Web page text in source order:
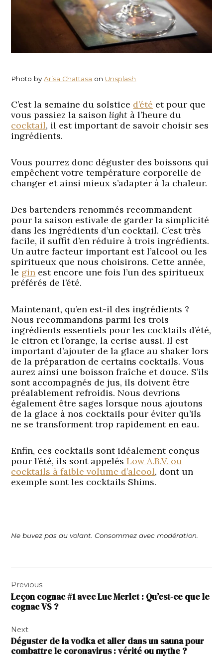
Photo byArisa Chattasa on Unsplash
C’est la semaine du solstice d’été et pour que
vous passiez la saison light à l’heure du
cocktail, il est important de savoir choisir ses
ingrédients.
Vous pourrez donc déguster des boissons qui
empêchent votre température corporelle de
changer et ainsi mieux s’adapter à la chaleur.
Des bartenders renommés recommandent
pour la saison estivale de garder la simplicité
dans les ingrédients d’un cocktail. C’est très
facile, il suffit d’en réduire à trois ingrédients.
Un autre facteur important est l’alcool ou les
spiritueux que nous choisirons. Cette année,
le gin est encore une fois l’un des spiritueux
préférés de l’été.
Maintenant, qu’en est-il des ingrédients ?
Nous recommandons parmi les trois
ingrédients essentiels pour les cocktails d’été,
le citron et l’orange, la cerise aussi. Il est
important d’ajouter de la glace au shaker lors
de la préparation de certains cocktails. Vous
aurez ainsi une boisson fraîche et douce. S’ils
sont accompagnés de jus, ils doivent être
préalablement refroidis. Nous devrions
également être sages lorsque nous ajoutons
de la glace à nos cocktails pour éviter qu’ils
ne se transforment trop rapidement en eau.
Enfin, ces cocktails sont idéalement conçus
pour l’été, ils sont appelésLow A.B.V. ou
cocktails à faible volume d’alcool, dont un
exemple sont les cocktails Shims.
Ne buvez pas au volant. Consommez avec modération.
de
l’article
Previous
Leçon cognac #1 avec Luc Merlet : Qu’est-ce que le
cognac VS ?
Next
Déguster de la vodka et aller dans un sauna pour
combattre le coronavirus : vérité ou mythe ?